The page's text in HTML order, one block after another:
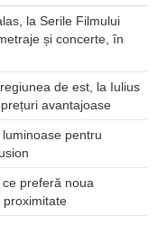
la Serile Filmului
și concerte, în
de est, la Iulius
avantajoase
pentru
preferă noua